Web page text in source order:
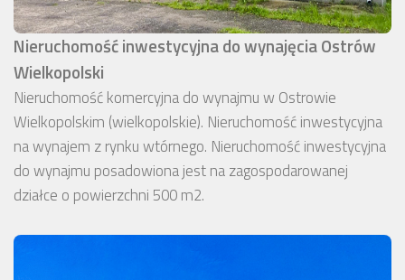
Nieruchomość inwestycyjna do wynajęcia Ostrów
Wielkopolski
Nieruchomość komercyjna do wynajmu w Ostrowie
Wielkopolskim (wielkopolskie). Nieruchomość inwestycyjna
na wynajem z rynku wtórnego. Nieruchomość inwestycyjna
do wynajmu posadowiona jest na zagospodarowanej
działce o powierzchni 500 m2.